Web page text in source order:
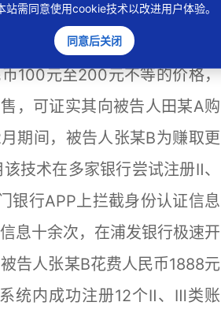
开户链接功能。
假身份骗领的银行账户的情
100元至200元不等的价格，
，可证实其向被告人田某A购
期间，被告人张某B为赚取更
技术在多家银行尝试注册Ⅱ、
银行APP上拦截身份认证信息
息十余次，在浦发银行极速开
告人张某B花费人民币1888元
统内成功注册12个Ⅱ、Ⅲ类账
站需同意使用cookie技术以改进用户体验。
同意后关闭